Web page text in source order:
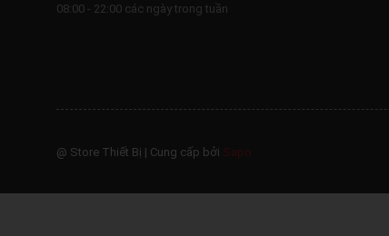
08:00 - 22:00 các ngày trong tuần
@ Store Thiết Bị | Cung cấp bởi Sapo